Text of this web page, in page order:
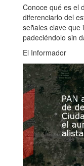
Conoce qué es el
diferenciarlo del
señales clave que
padeciéndolo sin
El Informador